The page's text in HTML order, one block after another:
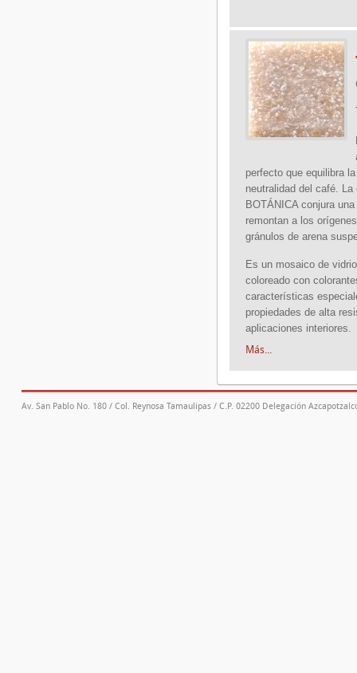
perfecto que equilibra
neutralidad del café.
BOTÁNICA conjura
remontan a los
gránulos de arena
Es un mosaico de
coloreado con
características
propiedades de alta
aplicaciones interiores.
Más...
Av. San Pablo No. 180 / Col. Reynosa Tamaulipas / C.P. 02200 Delegación